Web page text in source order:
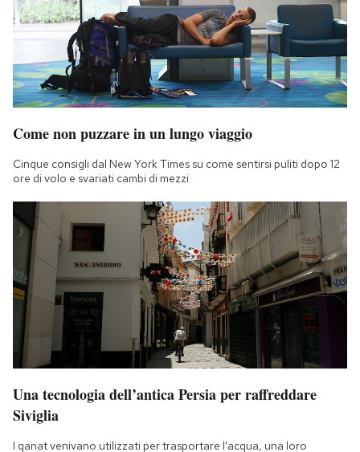
Come non puzzare in un lungo viaggio
Cinque consigli dal New York Times su come sentirsi puliti dopo 12
ore di volo e svariati cambi di mezzi
Una tecnologia dell’antica Persia per raffreddare
Siviglia
I qanat venivano utilizzati per trasportare l'acqua, una loro